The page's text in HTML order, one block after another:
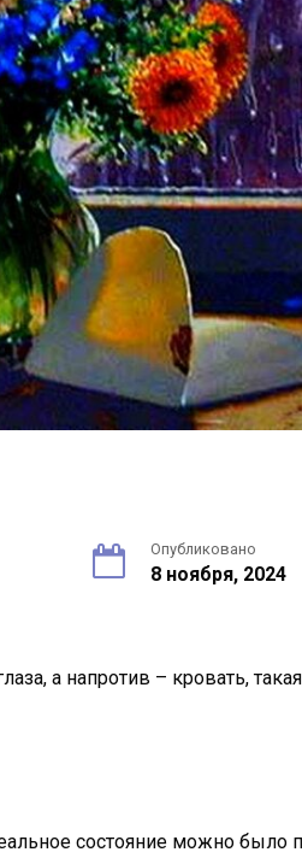
Опубликовано
8 ноября, 2024
а напротив – кровать,
состояние можно было